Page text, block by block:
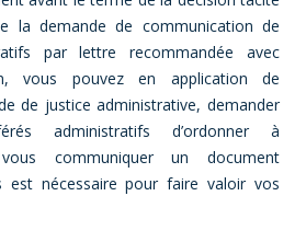
la demande de communication de
par lettre recommandée avec
vous pouvez en application de
de justice administrative, demander
administratifs d’ordonner à
communiquer un document
est nécessaire pour faire valoir vos